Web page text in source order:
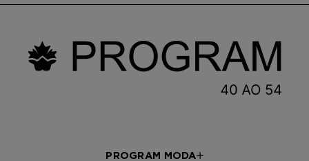
PROGRAM MODA